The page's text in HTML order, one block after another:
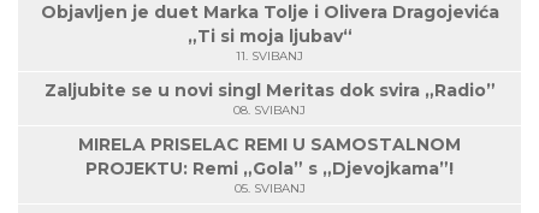
Objavljen je duet Marka Tolje i Olivera Dragojevića
„Ti si moja ljubav“
11. SVIBANJ
Zaljubite se u novi singl Meritas dok svira „Radio”
08. SVIBANJ
MIRELA PRISELAC REMI U SAMOSTALNOM
PROJEKTU: Remi „Gola” s „Djevojkama”!
05. SVIBANJ